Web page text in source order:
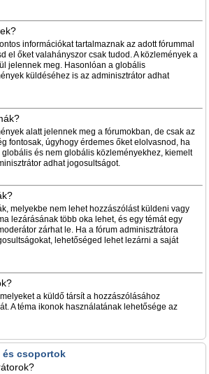
információkat tartalmaznak az adott fórummal
el őket valahányszor csak tudod. A közlemények a
jelennek meg. Hasonlóan a globális
küldéséhez is az adminisztrátor adhat
alatt jelennek meg a fórumokban, de csak az
fontosak, úgyhogy érdemes őket elolvasnod, ha
és nem globális közleményekhez, kiemelt
adhat jogosultságot.
melyekbe nem lehet hozzászólást küldeni vagy
lezárásának több oka lehet, és egy témát egy
zárhat le. Ha a fórum adminisztrátora
lehetőséged lehet lezárni a saját
a küldő társít a hozzászólásához
A téma ikonok használatának lehetősége az
és csoportok